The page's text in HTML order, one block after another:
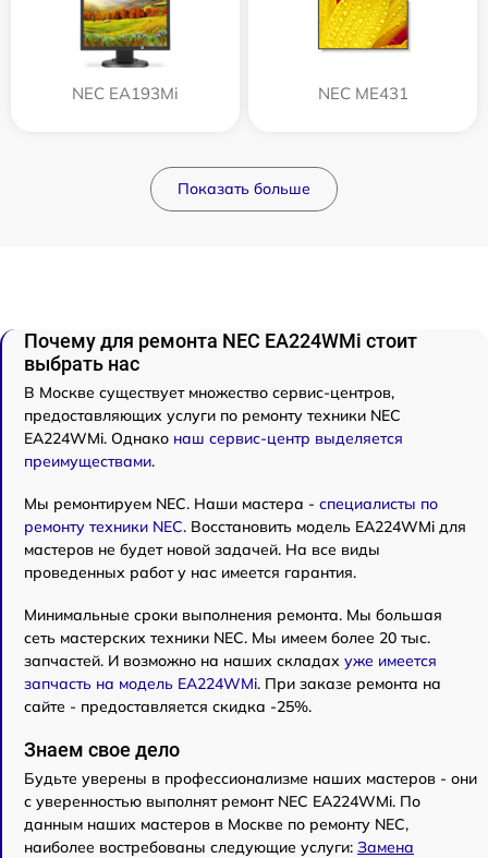
NEC EA193Mi NEC ME431
Показать больше
Почему для ремонта NEC EA224WMi стоит
выбрать нас
В Москве существует множество сервис-центров,
предоставляющих услуги по ремонту техники NEC
EA224WMi. Однако наш сервис-центр выделяется
преимуществами.
Мы ремонтируем NEC. Наши мастера - специалисты по
ремонту техники NEC. Восстановить модель EA224WMi для
мастеров не будет новой задачей. На все виды
проведенных работ у нас имеется гарантия.
Минимальные сроки выполнения ремонта. Мы большая
сеть мастерских техники NEC. Мы имеем более 20 тыс.
запчастей. И возможно на наших складах уже имеется
запчасть на модель EA224WMi. При заказе ремонта на
сайте - предоставляется скидка -25%.
Знаем свое дело
Будьте уверены в профессионализме наших мастеров - они
с уверенностью выполнят ремонт NEC EA224WMi. По
данным наших мастеров в Москве по ремонту NEC,
наиболее востребованы следующие услуги: Замена